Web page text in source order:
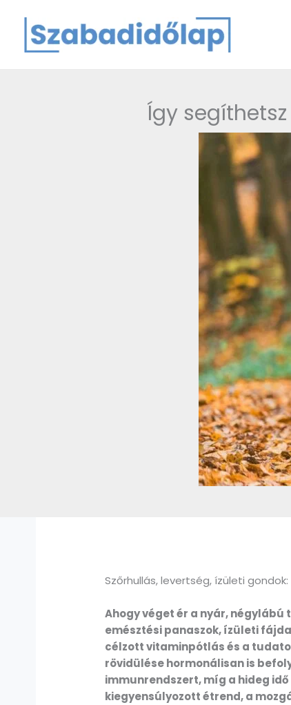
content
Így
Szőrhullás, levertség, ízületi
Ahogy véget ér a nyár,
emésztési panaszok, ízületi
célzott vitaminpótlás és a
rövidülése hormonálisan is
immunrendszert, míg a hideg
kiegyensúlyozott étrend, a